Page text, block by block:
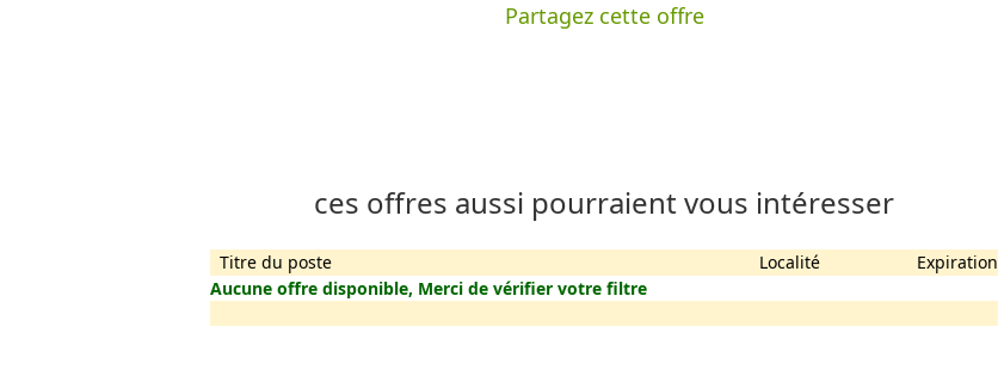
Partagez cette offre
ces offres aussi pourraient vous intéresser
Titre du poste Localité
Expiration
Aucune offre disponible, Merci de vérifier votre filtre